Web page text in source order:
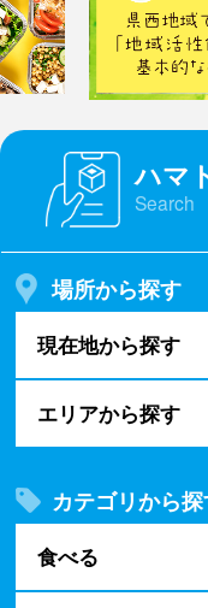
ハマ
Search
場所から探す
現在地から探す
エリアから探す
カテゴリから
食べる